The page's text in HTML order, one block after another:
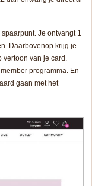
Je ontvangt 1
Daarbovenop krijg je
vertoon van je card.
programma. En
gaan met het